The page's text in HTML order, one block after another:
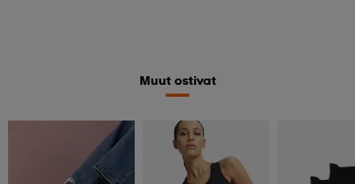
Muut ostivat